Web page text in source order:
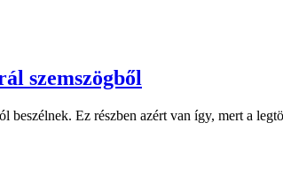
szemszögből
beszélnek. Ez részben azért van így, mert a